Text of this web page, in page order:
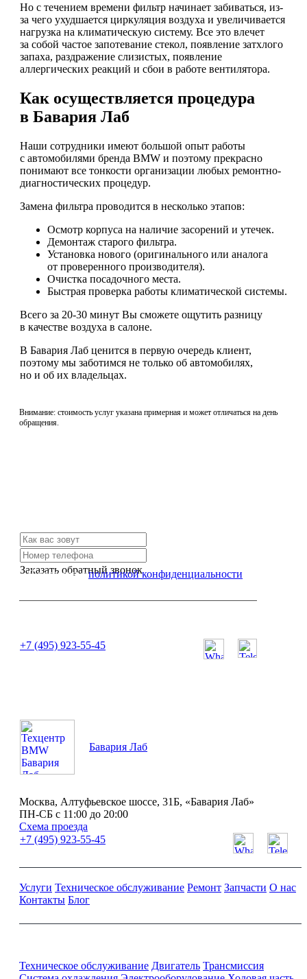
Но с течением времени фильтр начинает забиваться, из-
за чего ухудшается циркуляция воздуха и увеличивается
нагрузка на климатическую систему. Все это влечет
за собой частое запотевание стекол, появление затхлого
запаха, раздражение слизистых, появление
аллергических реакций и сбои в работе вентилятора.
Как осуществляется процедура
в Бавария Лаб
Наши сотрудники имеют большой опыт работы
с автомобилями бренда BMW и поэтому прекрасно
понимают все тонкости организации любых ремонтно-
диагностических процедур.
Замена фильтра проводится в несколько этапов:
Осмотр корпуса на наличие засорений и утечек.
Демонтаж старого фильтра.
Установка нового (оригинального или аналога
от проверенного производителя).
Очистка посадочного места.
Быстрая проверка работы климатической системы.
Всего за 20-30 минут Вы сможете ощутить разницу
в качестве воздуха в салоне.
В Бавария Лаб ценится в первую очередь клиент,
поэтому мы заботимся не только об автомобилях,
но и об их владельцах.
Внимание: стоимость услуг указана примерная и может отличаться на день
обращения.
Заказать обратный звонок
Я согласен сполитикой конфиденциальности
+7 (495) 923-55-45
Бавария Лаб
Москва, Алтуфьевское шоссе, 31Б, «Бавария Лаб»
ПН-СБ с 11:00 до 20:00
Схема проезда
+7 (495) 923-55-45
Услуги Техническое обслуживание Ремонт Запчасти О нас
Контакты Блог
Техническое обслуживание Двигатель Трансмиссия